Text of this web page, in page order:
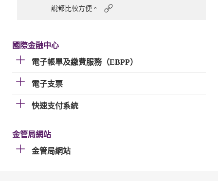
說都比較方便。
國際金融中心
電子帳單及繳費服務（EBPP）
電子支票
快速支付系統
金管局網站
金管局網站